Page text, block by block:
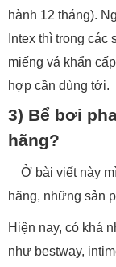
hành 12 tháng).
Intex thì trong các
miếng vá khẩn
hợp cần dùng tới.
3) Bể bơi
hãng?
Ở bài viết này
hãng, những sản
Hiện nay, có khá
như bestway,